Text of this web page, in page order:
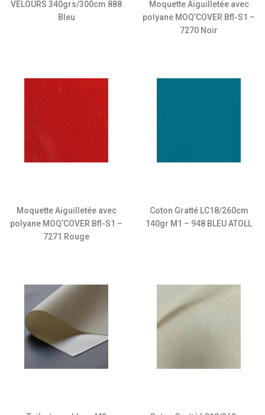
VELOURS 340grs/300cm 888
Bleu
Moquette Aiguilletée avec
polyane MOQ’COVER Bfl-S1 –
7270 Noir
Moquette Aiguilletée avec
polyane MOQ’COVER Bfl-S1 –
7271 Rouge
Coton Gratté LC18/260cm
140gr M1 – 948 BLEU ATOLL